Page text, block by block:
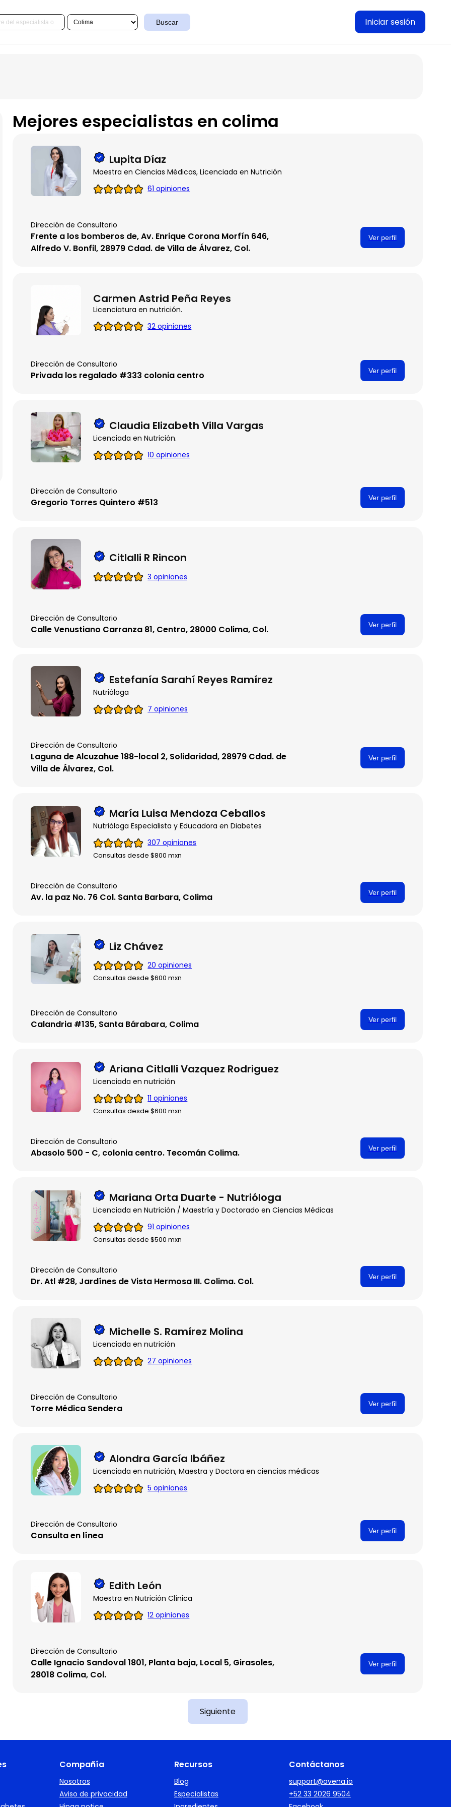
Buscar Iniciar sesión
Mejores especialistas en colima
Lupita Díaz
Maestra en Ciencias Médicas, Licenciada en Nutrición
61 opiniones
Dirección de Consultorio
Frente a los bomberos de, Av. Enrique Corona Morfín 646,
Alfredo V. Bonfil, 28979 Cdad. de Villa de Álvarez, Col.
Ver perfil
Carmen Astrid Peña Reyes
Licenciatura en nutrición.
32 opiniones
Dirección de Consultorio
Privada los regalado #333 colonia centro Ver perfil
Claudia Elizabeth Villa Vargas
Licenciada en Nutrición.
10 opiniones
Dirección de Consultorio
Gregorio Torres Quintero #513 Ver perfil
Citlalli R Rincon
3 opiniones
Dirección de Consultorio
Calle Venustiano Carranza 81, Centro, 28000 Colima, Col. Ver perfil
Estefanía Sarahí Reyes Ramírez
Nutrióloga
7 opiniones
Dirección de Consultorio
Laguna de Alcuzahue 188-local 2, Solidaridad, 28979 Cdad. de
Villa de Álvarez, Col.
Ver perfil
María Luisa Mendoza Ceballos
Nutrióloga Especialista y Educadora en Diabetes
307 opiniones
Consultas desde $800 mxn
Dirección de Consultorio
Av. la paz No. 76 Col. Santa Barbara, Colima Ver perfil
Liz Chávez
20 opiniones
Consultas desde $600 mxn
Dirección de Consultorio
Calandria #135, Santa Bárabara, Colima Ver perfil
Ariana Citlalli Vazquez Rodriguez
Licenciada en nutrición
11 opiniones
Consultas desde $600 mxn
Dirección de Consultorio
Abasolo 500 - C, colonia centro. Tecomán Colima. Ver perfil
Mariana Orta Duarte - Nutrióloga
Licenciada en Nutrición / Maestría y Doctorado en Ciencias Médicas
91 opiniones
Consultas desde $500 mxn
Dirección de Consultorio
Dr. Atl #28, Jardínes de Vista Hermosa III. Colima. Col. Ver perfil
Michelle S. Ramírez Molina
Licenciada en nutrición
27 opiniones
Dirección de Consultorio
Torre Médica Sendera Ver perfil
Alondra García Ibáñez
Licenciada en nutrición, Maestra y Doctora en ciencias médicas
5 opiniones
Dirección de Consultorio
Consulta en línea Ver perfil
Edith León
Maestra en Nutrición Clínica
12 opiniones
Dirección de Consultorio
Calle Ignacio Sandoval 1801, Planta baja, Local 5, Girasoles,
28018 Colima, Col.
Ver perfil
Siguiente
Compañía
Nosotros
Aviso de privacidad
Recursos
Blog
Especialistas
Contáctanos
support@avena.io
+52 33 2026 9504